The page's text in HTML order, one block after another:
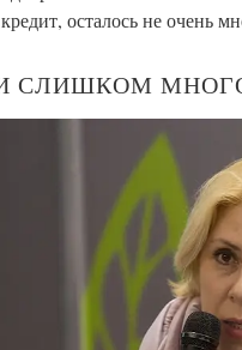
осталось не очень
СЛИШКОМ